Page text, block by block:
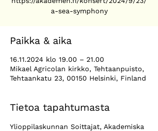
a-sea-symphony
Paikka & aika
16.11.2024 klo 19.00 – 21.00
Mikael Agricolan kirkko, Tehtaanpuisto,
Tehtaankatu 23, 00150 Helsinki, Finland
Tietoa tapahtumasta
Ylioppilaskunnan Soittajat, Akademiska